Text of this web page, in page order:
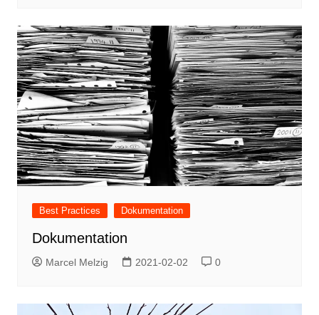
Best Practices Dokumentation
Dokumentation
Marcel Melzig 2021-02-02 0